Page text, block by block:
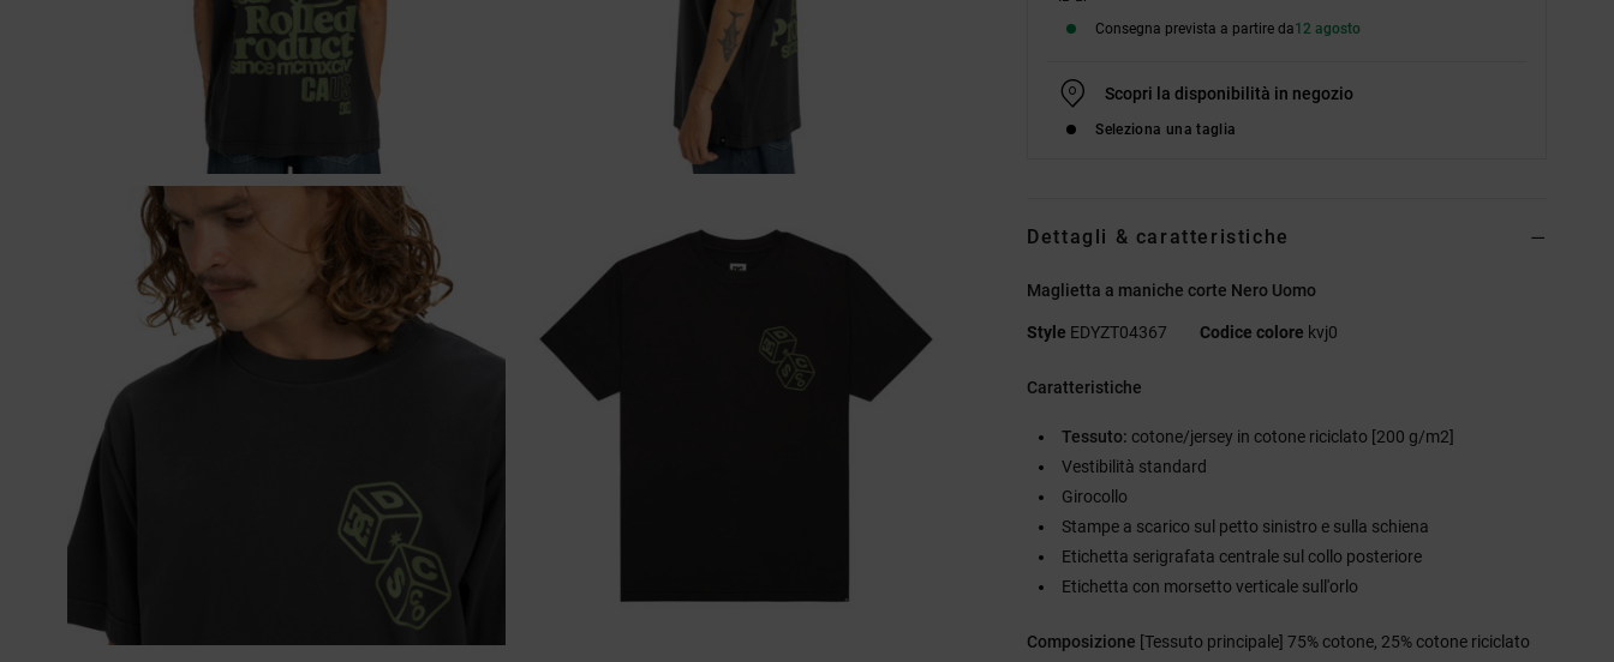
Consegna prevista a partire da12 agosto
Scopri la disponibilità in negozio
Seleziona una taglia
Dettagli & caratteristiche
Maglietta a maniche corte Nero Uomo
Style EDYZT04367 Codice colore kvj0
Caratteristiche
Tessuto: cotone/jersey in cotone riciclato [200 g/m2]
Vestibilità standard
Girocollo
Stampe a scarico sul petto sinistro e sulla schiena
Etichetta serigrafata centrale sul collo posteriore
Etichetta con morsetto verticale sull'orlo
Composizione [Tessuto principale] 75% cotone, 25% cotone riciclato